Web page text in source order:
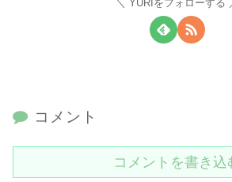
YURIをフォローする
コメント
コメントを書き込